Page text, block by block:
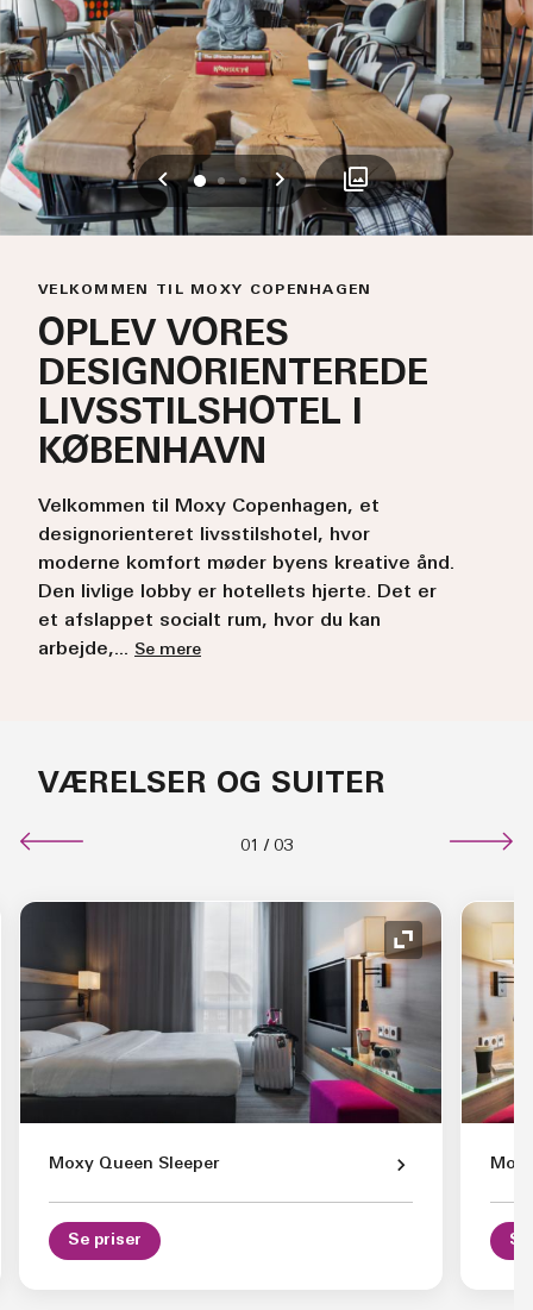
Tidligere
012 Næste
VELKOMMEN TIL MOXY COPENHAGEN
OPLEV VORES
DESIGNORIENTEREDE
LIVSSTILSHOTEL I
KØBENHAVN
Velkommen til Moxy Copenhagen, et
designorienteret livsstilshotel, hvor
moderne komfort møder byens kreative ånd.
Den livlige lobby er hotellets hjerte. Det er
et afslappet socialt rum, hvor du kan
arbejde,... Se mere
VÆRELSER OG SUITER
01 / 03
Udvid ikon
Moxy Queen Sleeper
Se priser